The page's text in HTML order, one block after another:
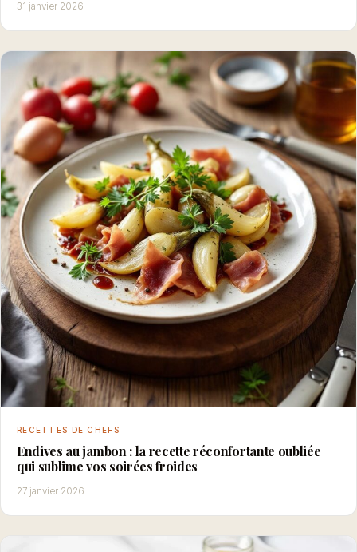
31 janvier 2026
RECETTES DE CHEFS
Endives au jambon : la recette réconfortante oubliée
qui sublime vos soirées froides
27 janvier 2026